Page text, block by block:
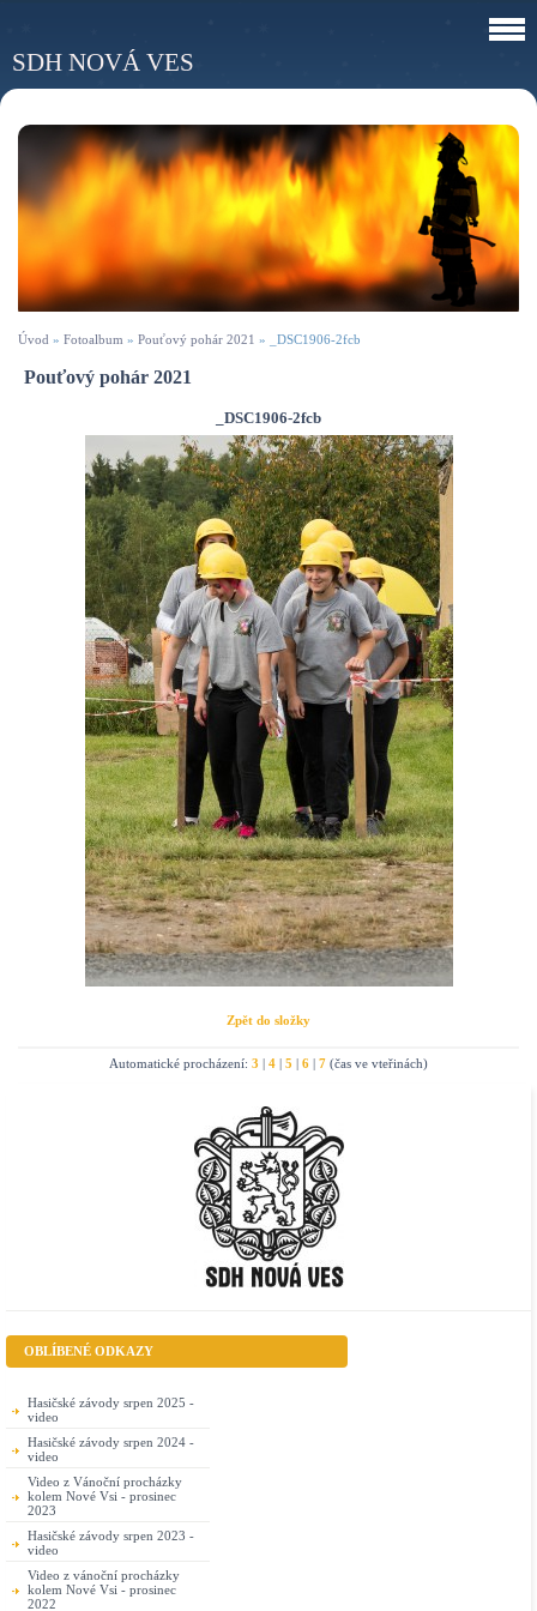
SDH NOVÁ VES
Úvod » Fotoalbum » Pouťový pohár 2021 » _DSC1906-2fcb
Pouťový pohár 2021
_DSC1906-2fcb
Zpět do složky
Automatické procházení: 3 | 4 | 5 | 6 | 7 (čas ve vteřinách)
OBLÍBENÉ ODKAZY
Hasičské závody srpen 2025 -
video
Hasičské závody srpen 2024 -
video
Video z Vánoční procházky
kolem Nové Vsi - prosinec
2023
Hasičské závody srpen 2023 -
video
Video z vánoční procházky
kolem Nové Vsi - prosinec
2022